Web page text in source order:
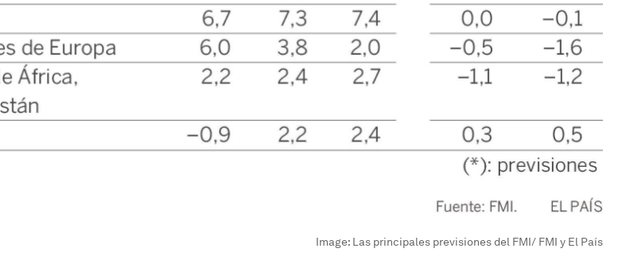
Image: Las principales previsiones del FMI/ FMI y El País